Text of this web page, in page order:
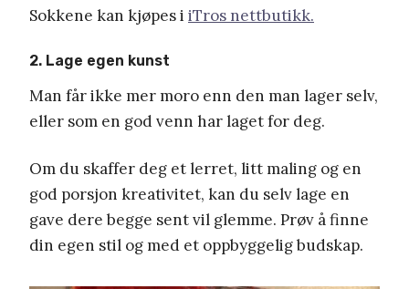
Sokkene kan kjøpes i iTros nettbutikk.
2. Lage egen kunst
Man får ikke mer moro enn den man lager selv,
eller som en god venn har laget for deg.
Om du skaffer deg et lerret, litt maling og en
god porsjon kreativitet, kan du selv lage en
gave dere begge sent vil glemme. Prøv å finne
din egen stil og med et oppbyggelig budskap.